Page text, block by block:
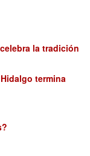
la tradición
termina